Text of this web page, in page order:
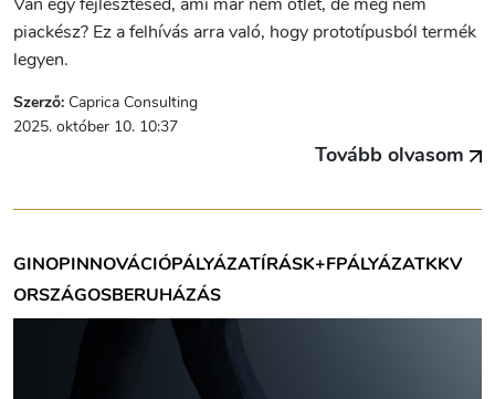
piackész? Ez a felhívás arra való, hogy prototípusból termék
legyen.
Szerző: Caprica Consulting
2025. október 10. 10:37
Tovább olvasom
GINOPINNOVÁCIÓPÁLYÁZATÍRÁSK+FPÁLYÁZATKKV
ORSZÁGOSBERUHÁZÁS